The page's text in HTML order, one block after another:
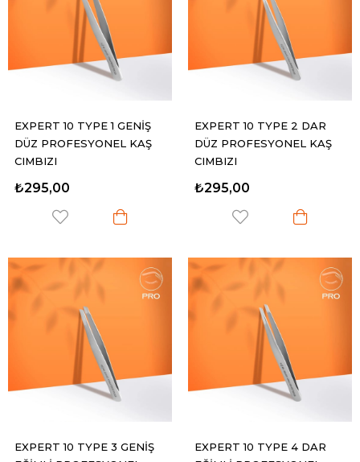
EXPERT 10 TYPE 1 GENİŞ
DÜZ PROFESYONEL KAŞ
CIMBIZI
₺295,00
EXPERT 10 TYPE 2 DAR
DÜZ PROFESYONEL KAŞ
CIMBIZI
₺295,00
EXPERT 10 TYPE 3 GENİŞ
EXPERT 10 TYPE 4 DAR